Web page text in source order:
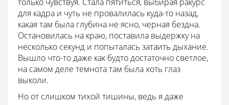
для кадра и чуть не провалилась куда-то назад,
какая там была глубина не ясно, черная бездна.
Остановилась на краю, поставила выдержку на
несколько секунд и попыталась затаить дыхание.
Вышло что-то даже как будто достаточно светлое,
на самом деле темнота там была хоть глаз
выколи.
Но от слишком тихой тишины, ведь я даже